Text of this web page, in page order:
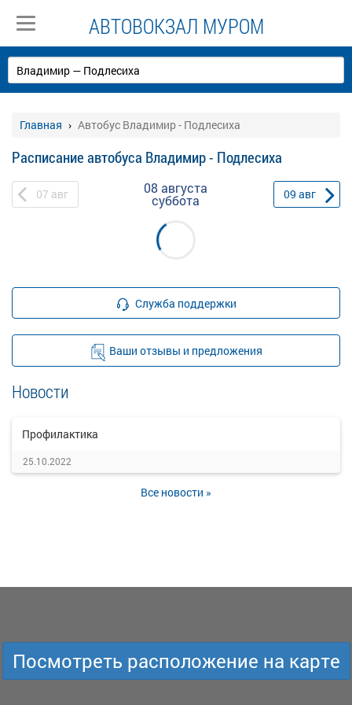
АВТОВОКЗАЛ МУРОМ
Главная Автобус Владимир - Подлесиха
Расписание автобуса Владимир - Подлесиха
07 авг 08 августа
суббота 09 авг
Служба поддержки
Ваши отзывы и предложения
Новости
Профилактика
25.10.2022
Все новости »
Посмотреть расположение на карте